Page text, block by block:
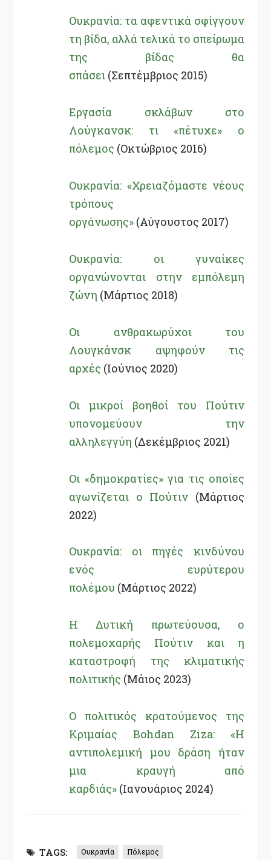
Ουκρανία: τα αφεντικά σφίγγουν
τη βίδα, αλλά τελικά το σπείρωμα
της βίδας θα
σπάσει (Σεπτέμβριος 2015)
Εργασία σκλάβων στο
Λούγκανσκ: τι «πέτυχε» ο
πόλεμος (Οκτώβριος 2016)
Ουκρανία: «Χρειαζόμαστε νέους
τρόπους
οργάνωσης» (Αύγουστος 2017)
Ουκρανία: οι γυναίκες
οργανώνονται στην εμπόλεμη
ζώνη (Μάρτιος 2018)
Οι ανθρακωρύχοι του
Λουγκάνσκ αψηφούν τις
αρχές (Ιούνιος 2020)
Οι μικροί βοηθοί του Πούτιν
υπονομεύουν την
αλληλεγγύη (Δεκέμβριος 2021)
Οι «δημοκρατίες» για τις οποίες
αγωνίζεται ο Πούτιν (Μάρτιος
2022)
Ουκρανία: οι πηγές κινδύνου
ενός ευρύτερου
πολέμου (Μάρτιος 2022)
Η Δυτική πρωτεύουσα, ο
πολεμοχαρής Πούτιν και η
καταστροφή της κλιματικής
πολιτικής (Μάιος 2023)
Ο πολιτικός κρατούμενος της
Κριμαίας Bohdan Ziza: «Η
αντιπολεμική μου δράση ήταν
μια κραυγή από
καρδιάς» (Ιανουάριος 2024)
TAGS: Ουκρανία Πόλεμος